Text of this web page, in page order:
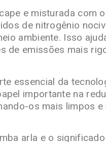
e misturada com
de nitrogênio
ambiente. Isso
de emissões mais
essencial da
importante na
os mais limpos
arla e o